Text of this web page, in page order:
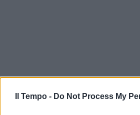
Il Tempo - Do Not Process My
In evidenza